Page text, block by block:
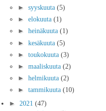
► syyskuuta (5)
► elokuuta (1)
► heinäkuuta (1)
► kesäkuuta (5)
► toukokuuta (3)
► maaliskuuta (2)
► helmikuuta (2)
► tammikuuta (10)
► 2021 (47)